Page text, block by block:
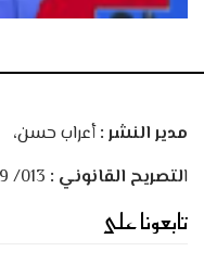
مدير النشر :أعراب حسن،
التصريح القانوني :
تابعونا على